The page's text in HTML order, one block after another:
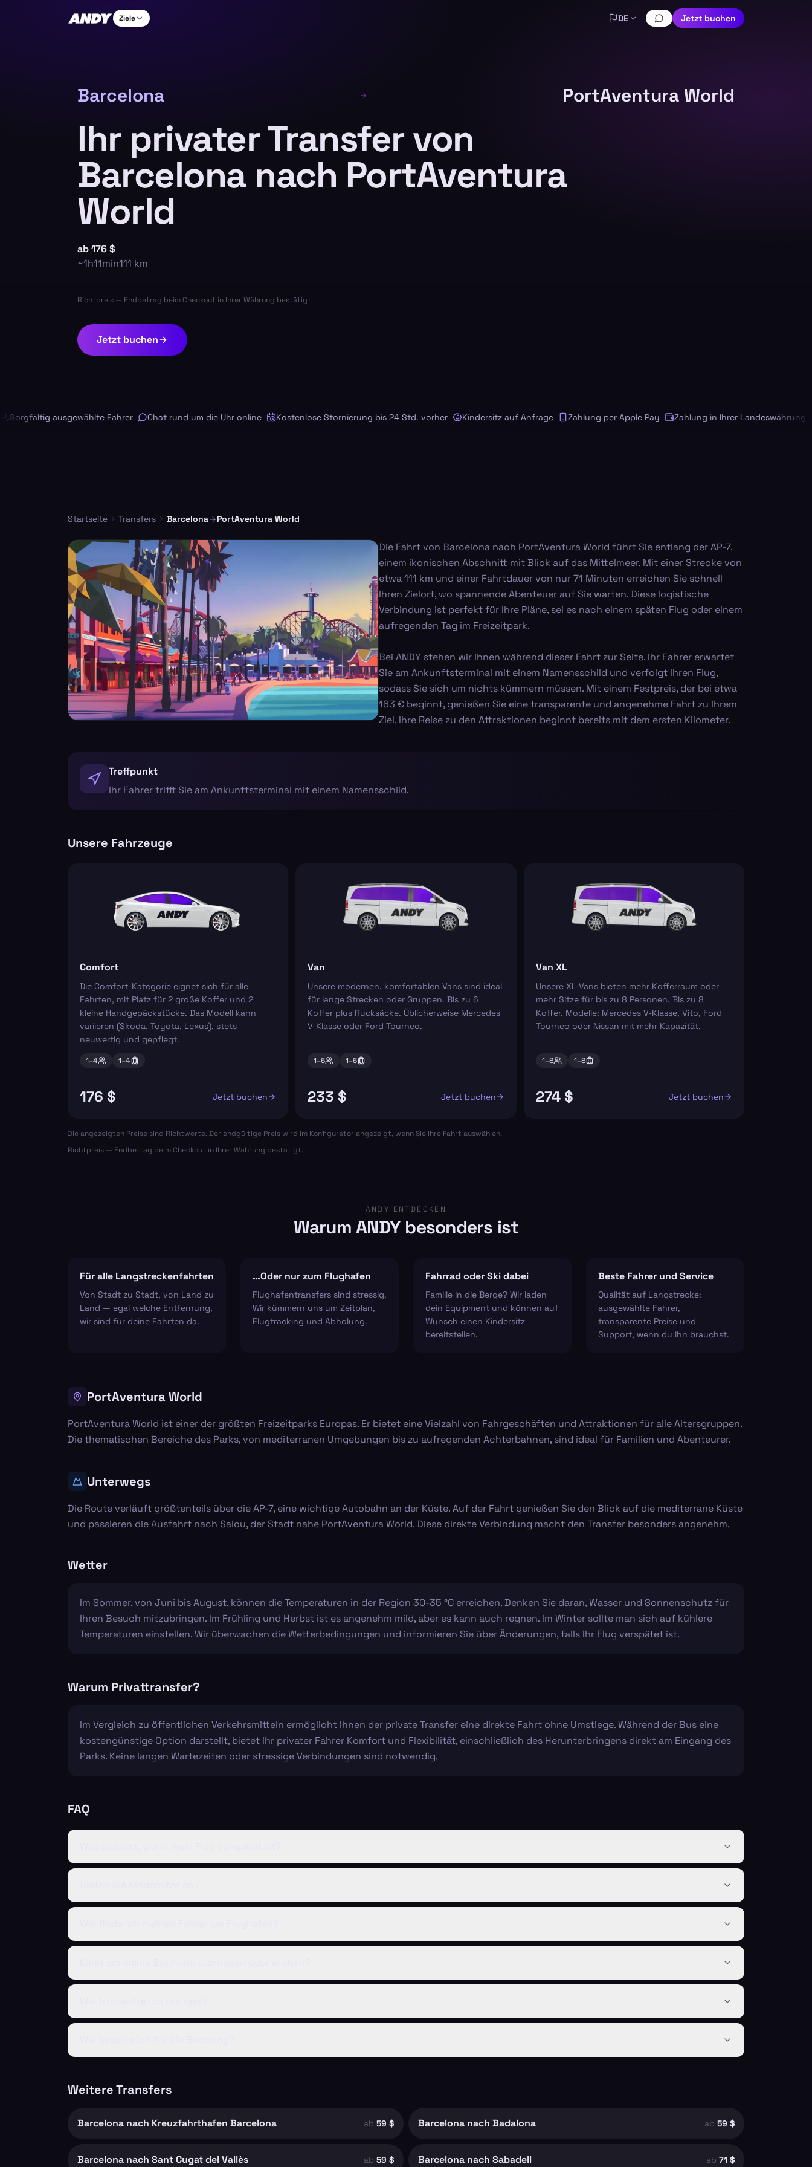
Ziele DE Jetzt buchen
Barcelona PortAventura World
Ihr privater Transfer von
Barcelona nach PortAventura
World
ab176 $
~1h11min111 km
Richtpreis — Endbetrag beim Checkout in Ihrer Währung bestätigt.
Jetzt buchen
ausgewählte Fahrer Chat rund um die Uhr online Kostenlose Stornierung bis 24 Std. vorher Kindersitz auf Anfrage Zahlung per Apple Pay Zahlung in Ihrer Landeswährung
Startseite Transfers Barcelona PortAventura World
Die Fahrt von Barcelona nach PortAventura World führt Sie entlang der AP-7,
einem ikonischen Abschnitt mit Blick auf das Mittelmeer. Mit einer Strecke von
etwa 111 km und einer Fahrtdauer von nur 71 Minuten erreichen Sie schnell
Ihren Zielort, wo spannende Abenteuer auf Sie warten. Diese logistische
Verbindung ist perfekt für Ihre Pläne, sei es nach einem späten Flug oder einem
aufregenden Tag im Freizeitpark.
Bei ANDY stehen wir Ihnen während dieser Fahrt zur Seite. Ihr Fahrer erwartet
Sie am Ankunftsterminal mit einem Namensschild und verfolgt Ihren Flug,
sodass Sie sich um nichts kümmern müssen. Mit einem Festpreis, der bei etwa
163 € beginnt, genießen Sie eine transparente und angenehme Fahrt zu Ihrem
Ziel. Ihre Reise zu den Attraktionen beginnt bereits mit dem ersten Kilometer.
Treffpunkt
Ihr Fahrer trifft Sie am Ankunftsterminal mit einem Namensschild.
Unsere Fahrzeuge
Comfort
Die Comfort-Kategorie eignet sich für alle
Fahrten, mit Platz für 2 große Koffer und 2
kleine Handgepäckstücke. Das Modell kann
variieren (Skoda, Toyota, Lexus), stets
neuwertig und gepflegt.
1–4 1–4
176 $ Jetzt buchen
Van
Unsere modernen, komfortablen Vans sind ideal
für lange Strecken oder Gruppen. Bis zu 6
Koffer plus Rucksäcke. Üblicherweise Mercedes
V-Klasse oder Ford Tourneo.
1–6 1–6
233 $ Jetzt buchen
Van XL
Unsere XL-Vans bieten mehr Kofferraum oder
mehr Sitze für bis zu 8 Personen. Bis zu 8
Koffer. Modelle: Mercedes V-Klasse, Vito, Ford
Tourneo oder Nissan mit mehr Kapazität.
1–8 1–8
274 $ Jetzt buchen
Die angezeigten Preise sind Richtwerte. Der endgültige Preis wird im Konfigurator angezeigt, wenn Sie Ihre Fahrt auswählen.
Richtpreis — Endbetrag beim Checkout in Ihrer Währung bestätigt.
ANDY ENTDECKEN
Warum ANDY besonders ist
Für alle Langstreckenfahrten
Von Stadt zu Stadt, von Land zu
Land — egal welche Entfernung,
wir sind für deine Fahrten da.
…Oder nur zum Flughafen
Flughafentransfers sind stressig.
Wir kümmern uns um Zeitplan,
Flugtracking und Abholung.
Fahrrad oder Ski dabei
Familie in die Berge? Wir laden
dein Equipment und können auf
Wunsch einen Kindersitz
bereitstellen.
Beste Fahrer und Service
Qualität auf Langstrecke:
ausgewählte Fahrer,
transparente Preise und
Support, wenn du ihn brauchst.
PortAventura World
PortAventura World ist einer der größten Freizeitparks Europas. Er bietet eine Vielzahl von Fahrgeschäften und Attraktionen für alle Altersgruppen.
Die thematischen Bereiche des Parks, von mediterranen Umgebungen bis zu aufregenden Achterbahnen, sind ideal für Familien und Abenteurer.
Unterwegs
Die Route verläuft größtenteils über die AP-7, eine wichtige Autobahn an der Küste. Auf der Fahrt genießen Sie den Blick auf die mediterrane Küste
und passieren die Ausfahrt nach Salou, der Stadt nahe PortAventura World. Diese direkte Verbindung macht den Transfer besonders angenehm.
Wetter
Im Sommer, von Juni bis August, können die Temperaturen in der Region 30-35 °C erreichen. Denken Sie daran, Wasser und Sonnenschutz für
Ihren Besuch mitzubringen. Im Frühling und Herbst ist es angenehm mild, aber es kann auch regnen. Im Winter sollte man sich auf kühlere
Temperaturen einstellen. Wir überwachen die Wetterbedingungen und informieren Sie über Änderungen, falls Ihr Flug verspätet ist.
Warum Privattransfer?
Im Vergleich zu öffentlichen Verkehrsmitteln ermöglicht Ihnen der private Transfer eine direkte Fahrt ohne Umstiege. Während der Bus eine
kostengünstige Option darstellt, bietet Ihr privater Fahrer Komfort und Flexibilität, einschließlich des Herunterbringens direkt am Eingang des
Parks. Keine langen Wartezeiten oder stressige Verbindungen sind notwendig.
FAQ
Weitere Transfers
Barcelona nach Kreuzfahrthafen Barcelona ab 59 $ Barcelona nach Badalona ab 59 $
Barcelona nach Sant Cugat del Vallès ab 59 $ Barcelona nach Sabadell ab 71 $